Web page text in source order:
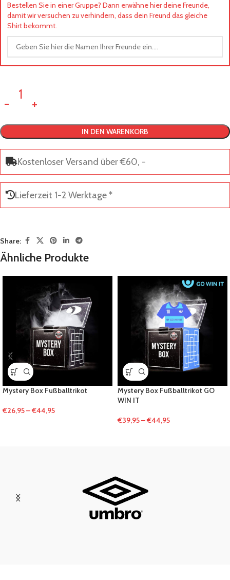
Bestellen Sie in einer Gruppe? Dann erwähne hier deine Freunde,
damit wir versuchen zu verhindern, dass dein Freund das gleiche
Shirt bekommt.
IN DEN WARENKORB
Kostenloser Versand über €60, -
Lieferzeit 1-2 Werktage *
Share:
Ähnliche Produkte
Mystery Box Fußballtrikot
€26,95–€44,95
Mystery Box Fußballtrikot GO
WIN IT
€39,95–€44,95